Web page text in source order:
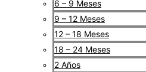
6 – 9 Meses
9 – 12 Meses
12 – 18 Meses
18 – 24 Meses
2 Años